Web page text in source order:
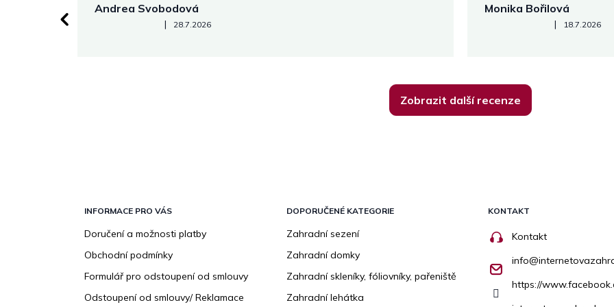
Andrea Svobodová
Hodnocení obchodu je 5 z 5 hvězdiček.
| 28.7.2026
Monika Bořilová
Hodnocení obchodu je 5 z
| 18.7.2026
Zobrazit další recenze
INFORMACE PRO VÁS
Doručení a možnosti platby
Obchodní podmínky
Formulář pro odstoupení od smlouvy
Odstoupení od smlouvy/ Reklamace
DOPORUČENÉ KATEGORIE
Zahradní sezení
Zahradní domky
Zahradní skleníky, fóliovníky, pařeniště
Zahradní lehátka
KONTAKT
Kontakt
info@
https://